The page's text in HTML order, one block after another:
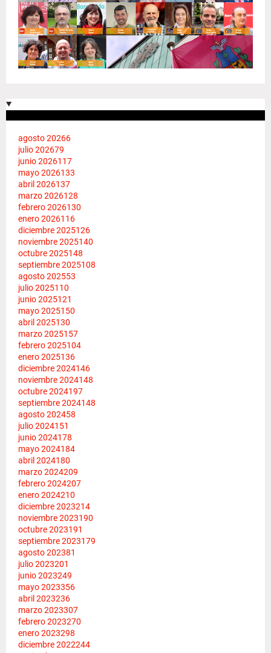
agosto 20266
julio 202679
junio 2026117
mayo 2026133
abril 2026137
marzo 2026128
febrero 2026130
enero 2026116
diciembre 2025126
noviembre 2025140
octubre 2025148
septiembre 2025108
agosto 202553
julio 2025110
junio 2025121
mayo 2025150
abril 2025130
marzo 2025157
febrero 2025104
enero 2025136
diciembre 2024146
noviembre 2024148
octubre 2024197
septiembre 2024148
agosto 202458
julio 2024151
junio 2024178
mayo 2024184
abril 2024180
marzo 2024209
febrero 2024207
enero 2024210
diciembre 2023214
noviembre 2023190
octubre 2023191
septiembre 2023179
agosto 202381
julio 2023201
junio 2023249
mayo 2023356
abril 2023236
marzo 2023307
febrero 2023270
enero 2023298
diciembre 2022244